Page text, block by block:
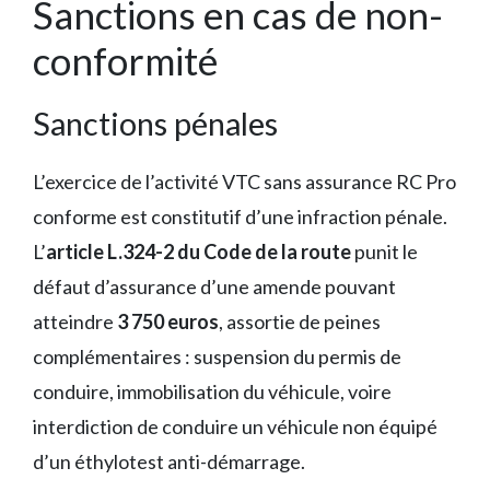
Sanctions en cas de non-
conformité
Sanctions pénales
L’exercice de l’activité VTC sans assurance RC Pro
conforme est constitutif d’une infraction pénale.
L’article L.324-2 du Code de la routepunit le
défaut d’assurance d’une amende pouvant
atteindre 3 750 euros, assortie de peines
complémentaires : suspension du permis de
conduire, immobilisation du véhicule, voire
interdiction de conduire un véhicule non équipé
d’un éthylotest anti-démarrage.